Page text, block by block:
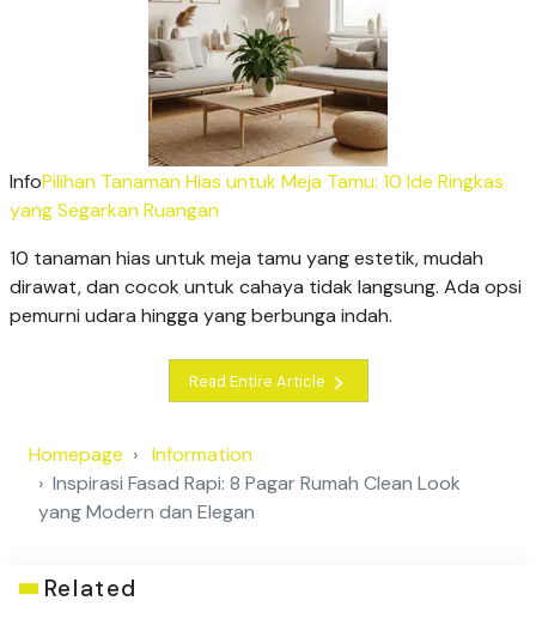
InfoPilihan Tanaman Hias untuk Meja Tamu: 10 Ide Ringkas
yang Segarkan Ruangan
10 tanaman hias untuk meja tamu yang estetik, mudah
dirawat, dan cocok untuk cahaya tidak langsung. Ada opsi
pemurni udara hingga yang berbunga indah.
Read Entire Article
Homepage
Information
Inspirasi Fasad Rapi: 8 Pagar Rumah Clean Look
yang Modern dan Elegan
Related